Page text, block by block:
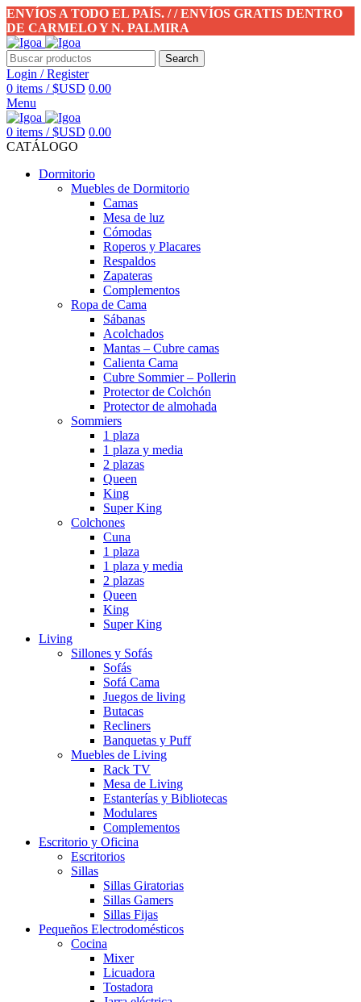
ENVÍOS A TODO EL PAÍS. / / ENVÍOS GRATIS DENTRO
DE CARMELO Y N. PALMIRA
Search
Login / Register
0 items / $USD 0.00
Menu
0 items / $USD 0.00
CATÁLOGO
Dormitorio
Muebles de Dormitorio
Camas
Mesa de luz
Cómodas
Roperos y Placares
Respaldos
Zapateras
Complementos
Ropa de Cama
Sábanas
Acolchados
Mantas – Cubre camas
Calienta Cama
Cubre Sommier – Pollerin
Protector de Colchón
Protector de almohada
Sommiers
1 plaza
1 plaza y media
2 plazas
Queen
King
Super King
Colchones
Cuna
1 plaza
1 plaza y media
2 plazas
Queen
King
Super King
Living
Sillones y Sofás
Sofás
Sofá Cama
Juegos de living
Butacas
Recliners
Banquetas y Puff
Muebles de Living
Rack TV
Mesa de Living
Estanterías y Bibliotecas
Modulares
Complementos
Escritorio y Oficina
Escritorios
Sillas
Sillas Giratorias
Sillas Gamers
Sillas Fijas
Pequeños Electrodomésticos
Cocina
Mixer
Licuadora
Tostadora